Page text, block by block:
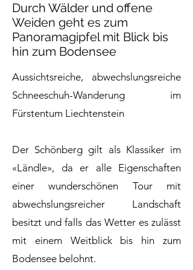
Durch Wälder und offene
Weiden geht es zum
Panoramagipfel mit Blick bis
hin zum Bodensee
Aussichtsreiche, abwechslungsreiche
Schneeschuh-Wanderung im
Fürstentum Liechtenstein
Der Schönberg gilt als Klassiker im
«Ländle», da er alle Eigenschaften
einer wunderschönen Tour mit
abwechslungsreicher Landschaft
besitzt und falls das Wetter es zulässt
mit einem Weitblick bis hin zum
Bodensee belohnt.